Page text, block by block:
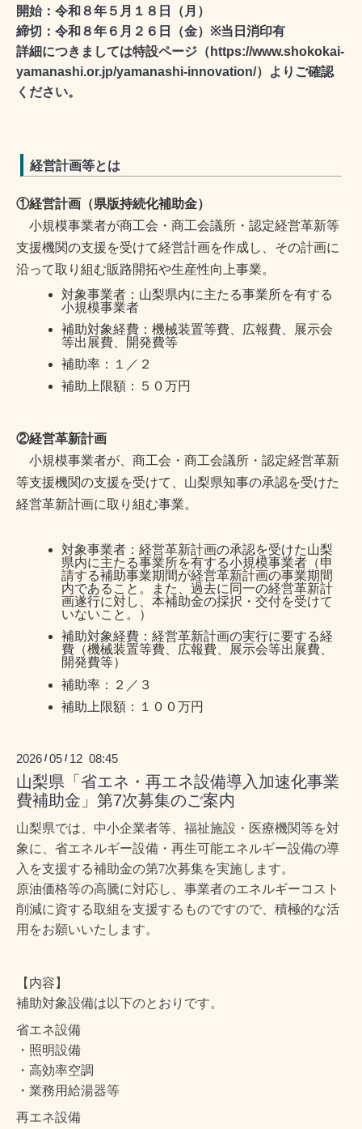
開始：令和８年５月１８日（月）
締切：令和８年６月２６日（金） ※当日消印有
詳細につきましては特設ページ（ https://www.shokokai-
yamanashi.or.jp/yamanashi-innovation/）よりご確認
ください。
経営計画等とは
①経営計画（県版持続化補助金）
小規模事業者が商工会・商工会議所・認定経営革新等
支援機関の支援を受けて経営計画を作成し、その計画に
沿って取り組む販路開拓や生産性向上事業。
対象事業者：山梨県内に主たる事業所を有する
小規模事業者
補助対象経費：機械装置等費、広報費、展示会
等出展費、開発費等
補助率：１／２
補助上限額：５０万円
②経営革新計画
小規模事業者が、商工会・商工会議所・認定経営革新
等支援機関の支援を受けて、山梨県知事の承認を受けた
経営革新計画に取り組む事業。
対象事業者：経営革新計画の承認を受けた山梨
県内に主たる事業所を有する小規模事業者（申
請する補助事業期間が経営革新計画の事業期間
内であること。また、過去に同一の経営革新計
画遂行に対し、本補助金の採択・交付を受けて
いないこと。）
補助対象経費：経営革新計画の実行に要する経
費（機械装置等費、広報費、展示会等出展費、
開発費等）
補助率：２／３
補助上限額：１００万円
2026 /05 / 12 08:45
山梨県「省エネ・再エネ設備導入加速化事業
費補助金」第7次募集のご案内
山梨県では、中小企業者等、福祉施設・医療機関等を対
象に、省エネルギー設備・再生可能エネルギー設備の導
入を支援する補助金の第7次募集を実施します。
原油価格等の高騰に対応し、事業者のエネルギーコスト
削減に資する取組を支援するものですので、積極的な活
用をお願いいたします。
【内容】
補助対象設備は以下のとおりです。
省エネ設備
・照明設備
・高効率空調
・業務用給湯器等
再エネ設備